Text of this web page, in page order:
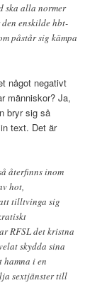
ska alla normer
enskilde hbt-
påstår sig kämpa
något negativt
människor? Ja,
bryr sig så
text. Det är
återfinns inom
hot,
tilltvinga sig
RFSL det kristna
skydda sina
i en
sextjänster till